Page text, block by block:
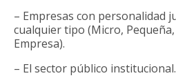
– Empresas con personalidad
cualquier tipo (Micro,
Empresa).
– El sector público institucional.